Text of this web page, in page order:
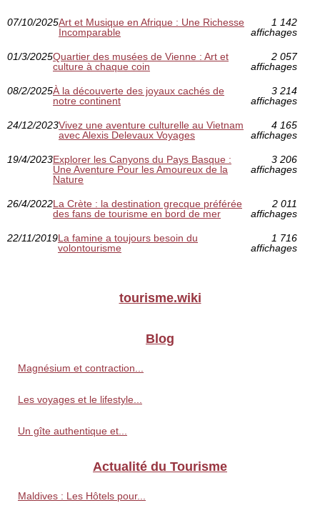
07/10/2025Art et Musique en Afrique : Une Richesse
Incomparable
1 142
affichages
01/3/2025Quartier des musées de Vienne : Art et
culture à chaque coin
2 057
affichages
08/2/2025À la découverte des joyaux cachés de
notre continent
3 214
affichages
24/12/2023Vivez une aventure culturelle au Vietnam
avec Alexis Delevaux Voyages
4 165
affichages
19/4/2023Explorer les Canyons du Pays Basque :
Une Aventure Pour les Amoureux de la
Nature
3 206
affichages
26/4/2022La Crète : la destination grecque préférée
des fans de tourisme en bord de mer
2 011
affichages
22/11/2019La famine a toujours besoin du
volontourisme
1 716
affichages
tourisme.wiki
Blog
Magnésium et contraction...
Les voyages et le lifestyle...
Un gîte authentique et...
Actualité du Tourisme
Maldives : Les Hôtels pour...